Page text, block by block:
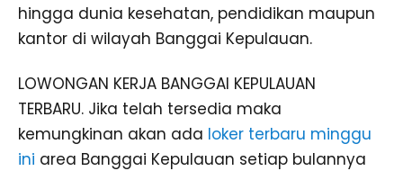
hingga dunia kesehatan, pendidikan maupun
kantor di wilayah Banggai Kepulauan.
LOWONGAN KERJA BANGGAI KEPULAUAN
TERBARU. Jika telah tersedia maka
kemungkinan akan ada loker terbaru minggu
ini area Banggai Kepulauan setiap bulannya